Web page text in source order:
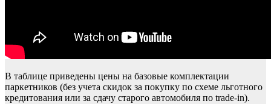
В таблице приведены цены на базовые комплектации
паркетников (без учета скидок за покупку по схеме льготного
кредитования или за сдачу старого автомобиля по trade-in).